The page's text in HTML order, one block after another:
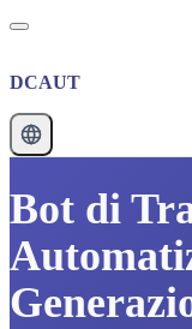
DCAUT
Bot di